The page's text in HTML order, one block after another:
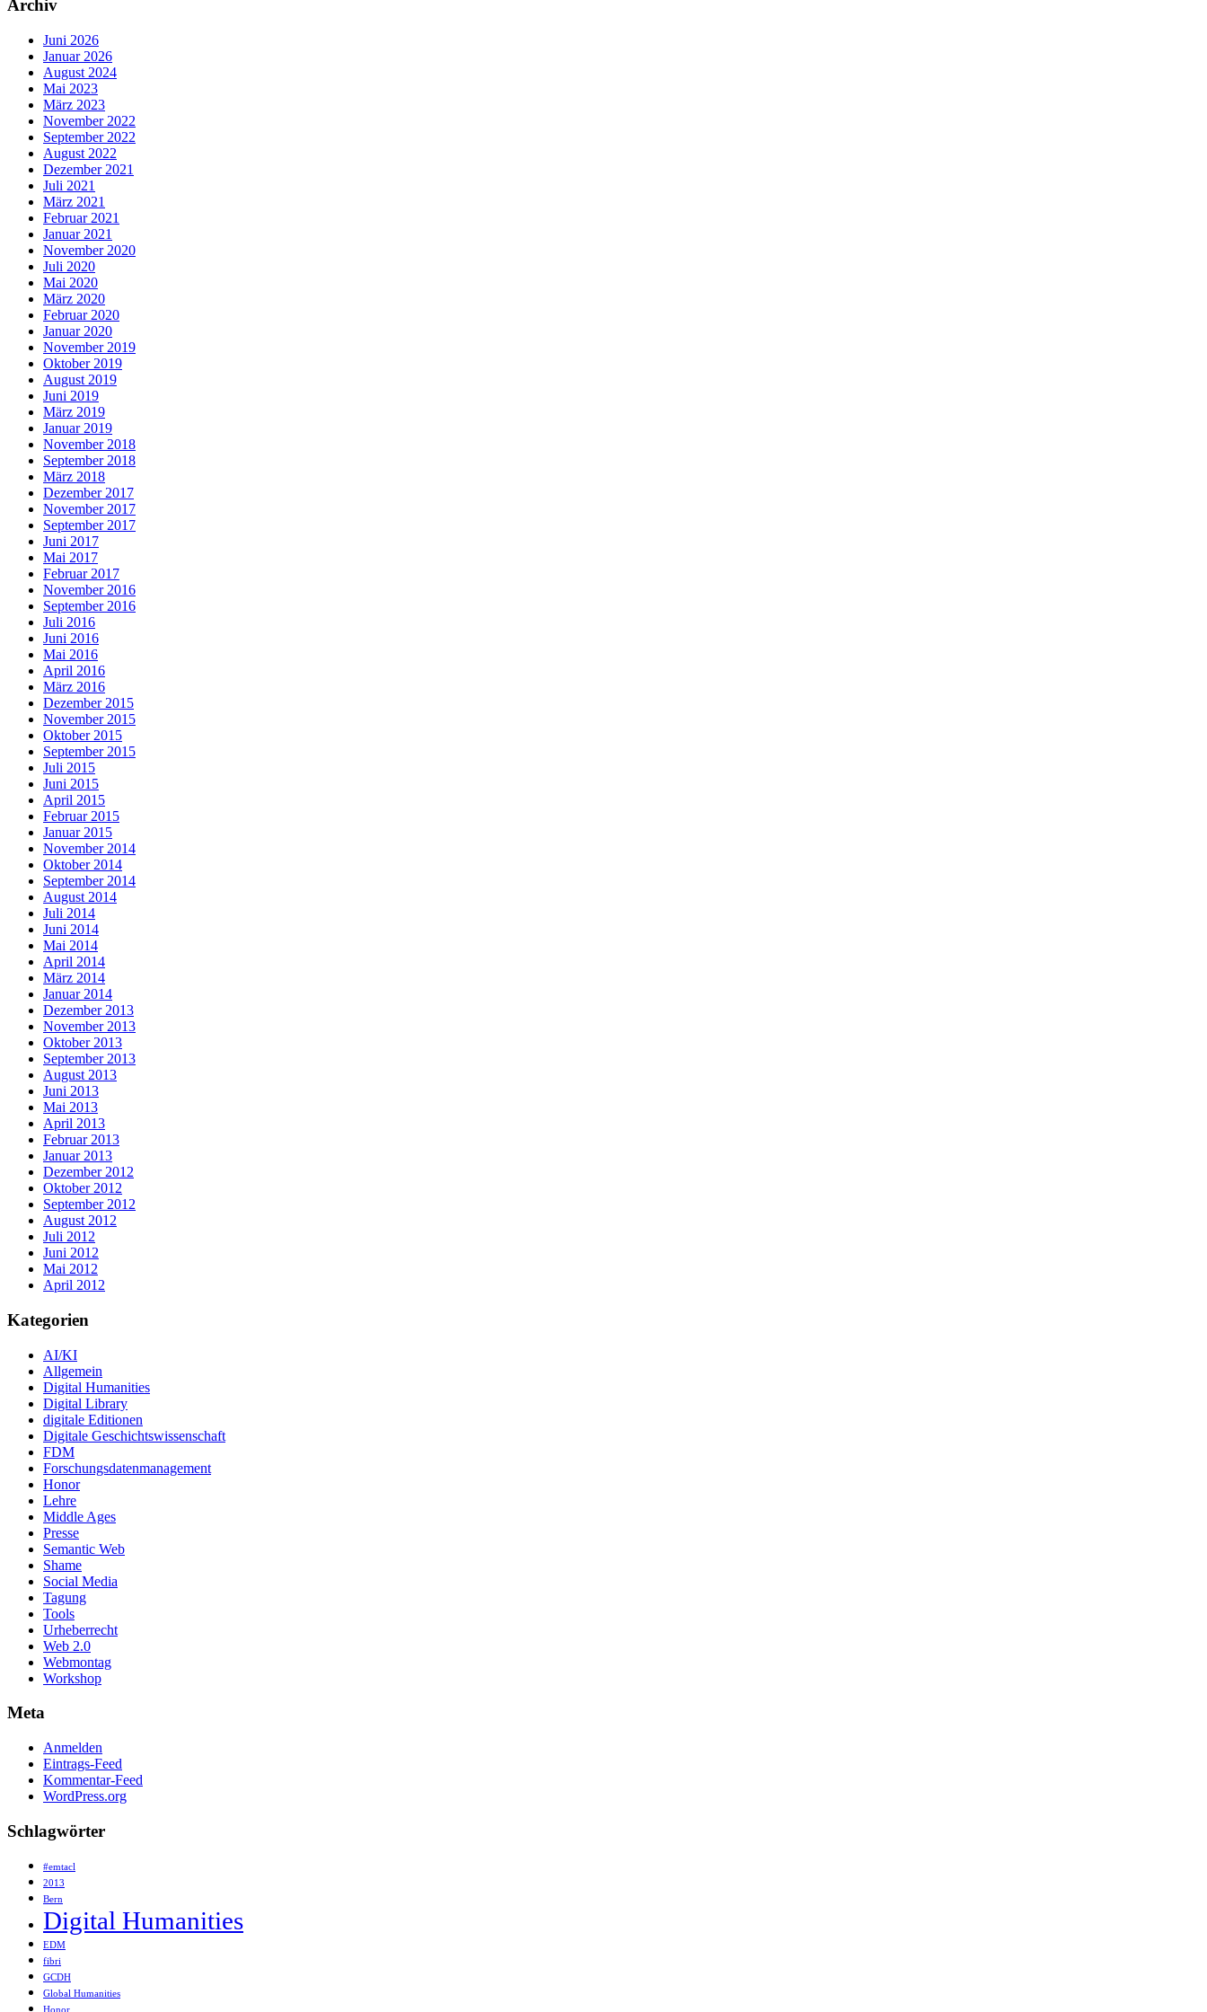
Archiv
Juni 2026
Januar 2026
August 2024
Mai 2023
März 2023
November 2022
September 2022
August 2022
Dezember 2021
Juli 2021
März 2021
Februar 2021
Januar 2021
November 2020
Juli 2020
Mai 2020
März 2020
Februar 2020
Januar 2020
November 2019
Oktober 2019
August 2019
Juni 2019
März 2019
Januar 2019
November 2018
September 2018
März 2018
Dezember 2017
November 2017
September 2017
Juni 2017
Mai 2017
Februar 2017
November 2016
September 2016
Juli 2016
Juni 2016
Mai 2016
April 2016
März 2016
Dezember 2015
November 2015
Oktober 2015
September 2015
Juli 2015
Juni 2015
April 2015
Februar 2015
Januar 2015
November 2014
Oktober 2014
September 2014
August 2014
Juli 2014
Juni 2014
Mai 2014
April 2014
März 2014
Januar 2014
Dezember 2013
November 2013
Oktober 2013
September 2013
August 2013
Juni 2013
Mai 2013
April 2013
Februar 2013
Januar 2013
Dezember 2012
Oktober 2012
September 2012
August 2012
Juli 2012
Juni 2012
Mai 2012
April 2012
Kategorien
AI/KI
Allgemein
Digital Humanities
Digital Library
digitale Editionen
Digitale Geschichtswissenschaft
FDM
Forschungsdatenmanagement
Honor
Lehre
Middle Ages
Presse
Semantic Web
Shame
Social Media
Tagung
Tools
Urheberrecht
Web 2.0
Webmontag
Workshop
Meta
Anmelden
Eintrags-Feed
Kommentar-Feed
WordPress.org
Schlagwörter
#emtacl
2013
Bern
Digital Humanities
EDM
fibri
GCDH
Global Humanities